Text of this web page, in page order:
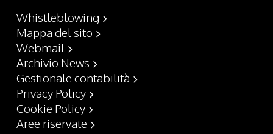
Whistleblowing
Mappa del sito
Webmail
Archivio News
Gestionale contabilità
Privacy Policy
Cookie Policy
Aree riservate